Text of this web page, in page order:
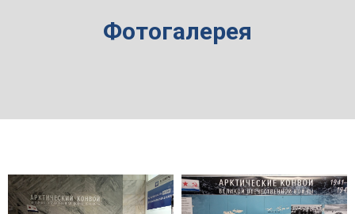
Фотогалерея